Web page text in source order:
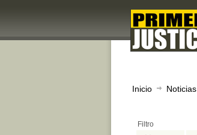
Inicio Noticias
Filtro